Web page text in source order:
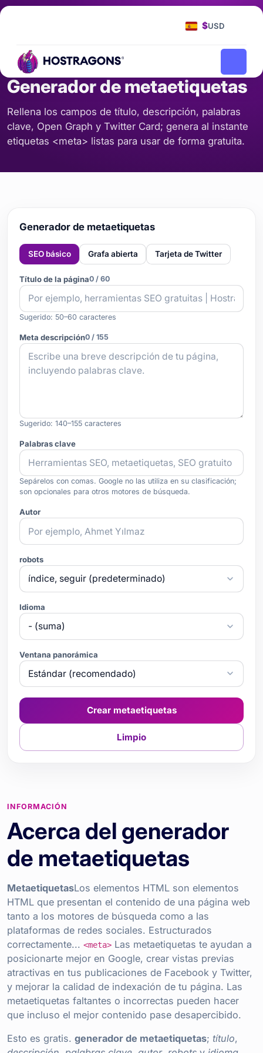
$USD
Generador de metaetiquetas
Rellena los campos de título, descripción, palabras
clave, Open Graph y Twitter Card; genera al instante
etiquetas <meta> listas para usar de forma gratuita.
Generador de metaetiquetas
SEO básico Grafa abierta Tarjeta de Twitter
Título de la página0 / 60
Sugerido: 50–60 caracteres
Meta descripción0 / 155
Sugerido: 140–155 caracteres
Palabras clave
Sepárelos con comas. Google no las utiliza en su clasificación;
son opcionales para otros motores de búsqueda.
Autor
robots
Idioma
Ventana panorámica
Crear metaetiquetas
Limpio
INFORMACIÓN
Acerca del generador
de metaetiquetas
MetaetiquetasLos elementos HTML son elementos
HTML que presentan el contenido de una página web
tanto a los motores de búsqueda como a las
plataformas de redes sociales. Estructurados
correctamente... <meta> Las metaetiquetas te ayudan a
posicionarte mejor en Google, crear vistas previas
atractivas en tus publicaciones de Facebook y Twitter,
y mejorar la calidad de indexación de tu página. Las
metaetiquetas faltantes o incorrectas pueden hacer
que incluso el mejor contenido pase desapercibido.
Esto es gratis. generador de metaetiquetas; título,